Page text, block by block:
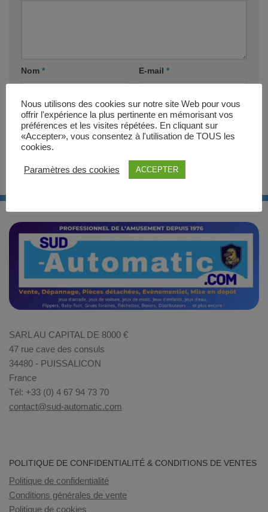
Nom * E-mail *
Site web
SARL AU CAPITAL DE 8000 €
47 rue cave des consuls
34480 - PUISSALICON
France
Tél: +33 (0) 4 67 94 73 70
contact@sud-automatic.com
POLITIQUE DE CONFIDENTIALITÉ & CONDITIONS DE VENTES
Politique de confidentialité
Conditions générales de vente
Politique de cookies
Nous utilisons des cookies sur notre site Web pour vous
offrir l'expérience la plus pertinente en mémorisant vos
préférences et les visites répétées. En cliquant sur
«Accepter», vous consentez à l'utilisation de TOUS les
cookies.
Paramètres des cookies ACCEPTER